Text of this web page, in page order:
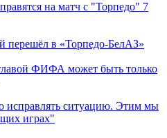
на матч с "Торпедо" 7
перешёл в «Торпедо-БелАЗ»
ФИФА может быть только
исправлять ситуацию. Этим мы
играх"